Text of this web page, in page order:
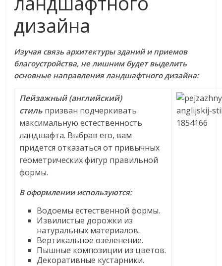
дизайна
Изучая связь архитектуры зданий и приемов
благоустройства, не лишним будет выделить
основные направления ландшафтного дизайна:
Пейзажный (английский)
стиль призван подчеркивать
максимальную естественность
ландшафта. Выбрав его, вам
придется отказаться от привычных
геометрических фигур правильной
формы.
В оформлении используются:
Водоемы естественной формы.
Извилистые дорожки из
натуральных материалов.
Вертикальное озеленение.
Пышные композиции из цветов.
Декоративные кустарники.